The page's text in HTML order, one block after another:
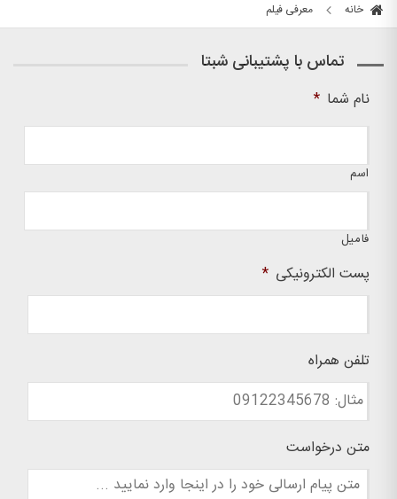
خانه معرفی فیلم
تماس با پشتیبانی شبتا
نام شما *
اسم
فامیل
پست الکترونیکی *
تلفن همراه
متن درخواست